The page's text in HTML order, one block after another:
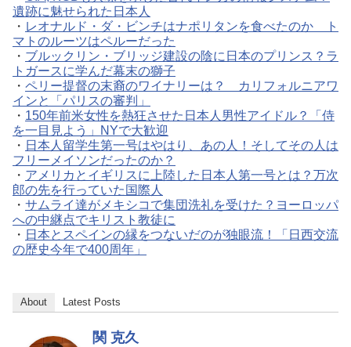
遺跡に魅せられた日本人
・ レオナルド・ダ・ビンチはナポリタンを食べたのか ト
マトのルーツはペルーだった
・ ブルックリン・ブリッジ建設の陰に日本のプリンス？ラ
トガースに学んだ幕末の獅子
・ ペリー提督の末裔のワイナリーは？ カリフォルニアワ
インと「パリスの審判」
・ 150年前米女性を熱狂させた日本人男性アイドル？「侍
を一目見よう」NYで大歓迎
・ 日本人留学生第一号はやはり、あの人！そしてその人は
フリーメイソンだったのか？
・ アメリカとイギリスに上陸した日本人第一号とは？万次
郎の先を行っていた国際人
・ サムライ達がメキシコで集団洗礼を受けた？ヨーロッパ
への中継点でキリスト教徒に
・ 日本とスペインの縁をつないだのが独眼流！「日西交流
の歴史今年で400周年」
About Latest Posts
関 克久